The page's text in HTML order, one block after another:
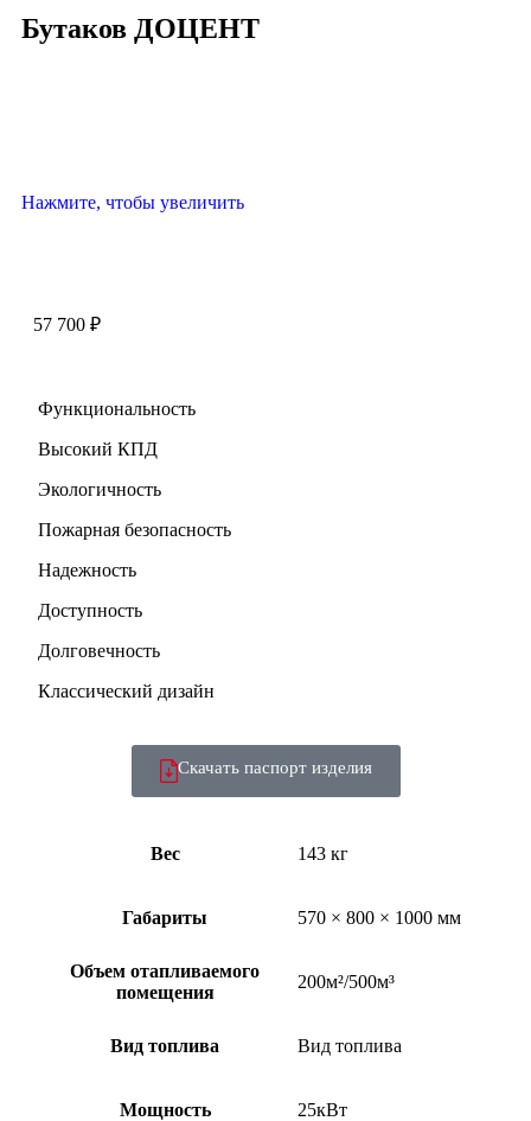
Бутаков ДОЦЕНТ
Нажмите, чтобы увеличить
57 700 ₽
Функциональность
Высокий КПД
Экологичность
Пожарная безопасность
Надежность
Доступность
Долговечность
Классический дизайн
Скачать паспорт изделия
Вес 143 кг
Габариты 570 × 800 × 1000 мм
Объем отапливаемого
помещения
200м²/500м³
Вид топлива Вид топлива
Мощность 25кВт